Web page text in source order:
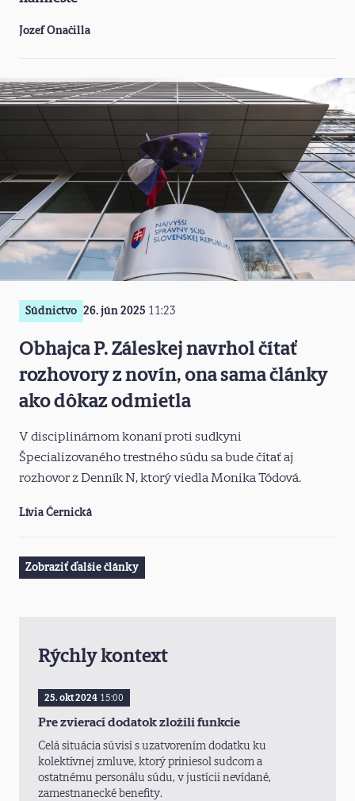
Jozef Onačilla
Súdnictvo 26. jún 2025 11:23
Obhajca P. Záleskej navrhol čítať
rozhovory z novín, ona sama články
ako dôkaz odmietla
V disciplinárnom konaní proti sudkyni
Špecializovaného trestného súdu sa bude čítať aj
rozhovor z Denník N, ktorý viedla Monika Tódová.
Lívia Černická
Zobraziť ďalšie články
Rýchly kontext
25. okt 2024 15:00
Pre zvierací dodatok zložili funkcie
Celá situácia súvisí s uzatvorením dodatku ku
kolektívnej zmluve, ktorý priniesol sudcom a
ostatnému personálu súdu, v justícii nevídané,
zamestnanecké benefity.